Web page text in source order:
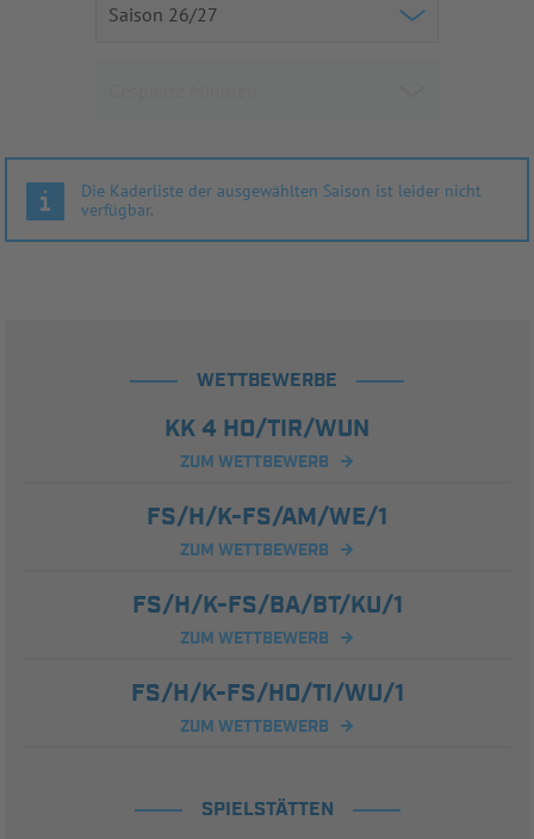
Die Kaderliste der ausgewählten Saison ist leider nicht
verfügbar.
WETTBEWERBE
KK 4 HO/TIR/WUN
ZUM WETTBEWERB
FS/H/K-FS/AM/WE/1
ZUM WETTBEWERB
FS/H/K-FS/BA/BT/KU/1
ZUM WETTBEWERB
FS/H/K-FS/HO/TI/WU/1
ZUM WETTBEWERB
SPIELSTÄTTEN